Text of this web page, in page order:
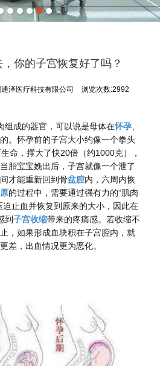
你的子宫恢复好了吗？
通泽医疗科技有限公司 浏览次数:2992
组成的器官，可以说是母体在怀孕
。怀孕前的子宫大小约像一个拳头
命，撑大了快20倍（约1000克），
胎宝宝娩出后，子宫就像一个泄了
才能重新回到骨盆腔内，六周内恢
的过程中，需要通过强有力的“肌肉
迫止血并恢复到原来的大小，因此在
到子宫收缩带来的疼痛感。若收缩不
，如果形成血块积在子宫腔内，就
差，出血情况更为恶化。